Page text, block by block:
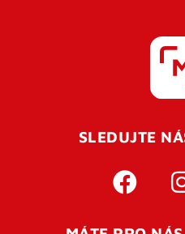
Pro úspěšné dokončení
vaší e-mailovouadresu. Po
otevření tohoto odkazu se
SLEDUJTE